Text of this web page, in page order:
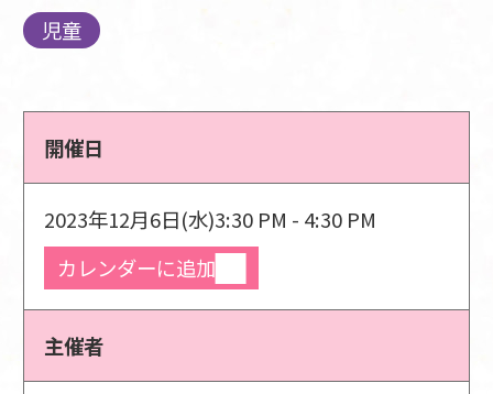
児童
開催日
2023年12月6日(水)3:30 PM - 4:30 PM
カレンダーに追加
主催者